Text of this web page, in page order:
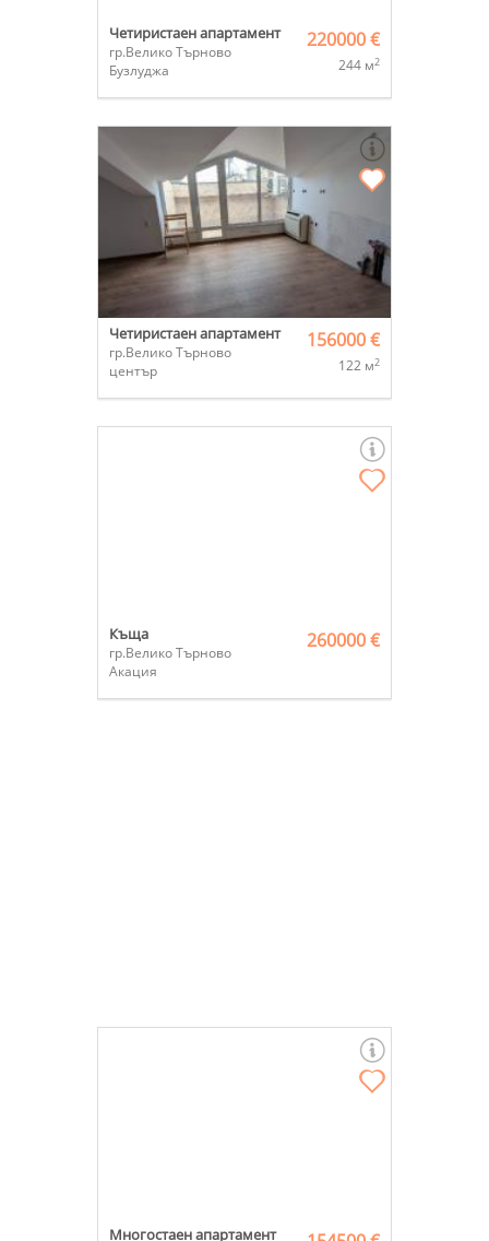
Четиристаен апартамент
гр.Велико Търново
Бузлуджа
220000 €
244 м2
Четиристаен апартамент
гр.Велико Търново
център
156000 €
122 м2
Къща
гр.Велико Търново
Акация
260000 €
Многостаен апартамент